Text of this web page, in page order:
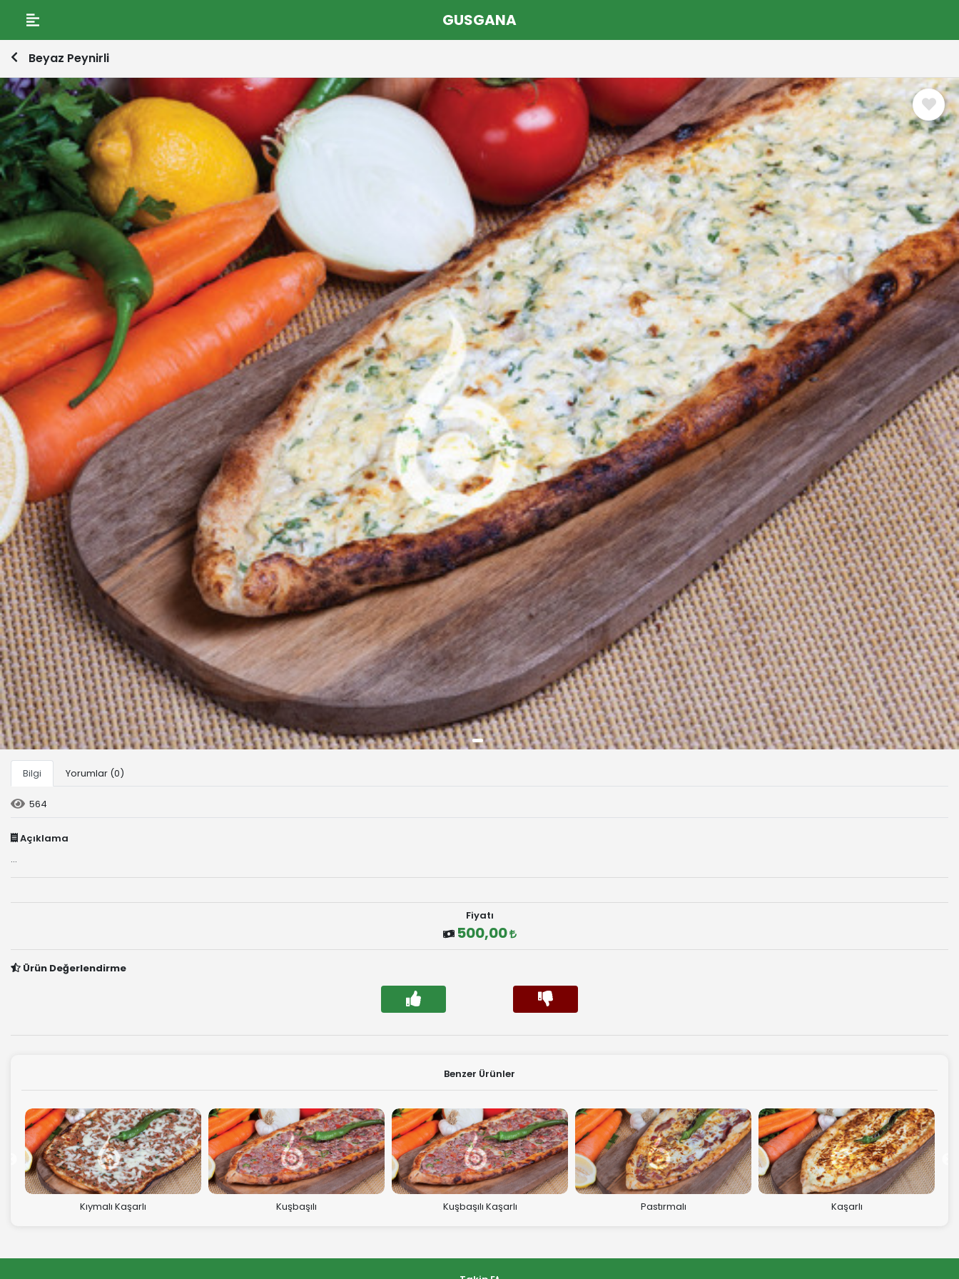
GUSGANA
Beyaz Peynirli
Bilgi Yorumlar (0)
564
Açıklama
...
Fiyatı
500,00
Ürün Değerlendirme
Benzer Ürünler
Pastırmalı